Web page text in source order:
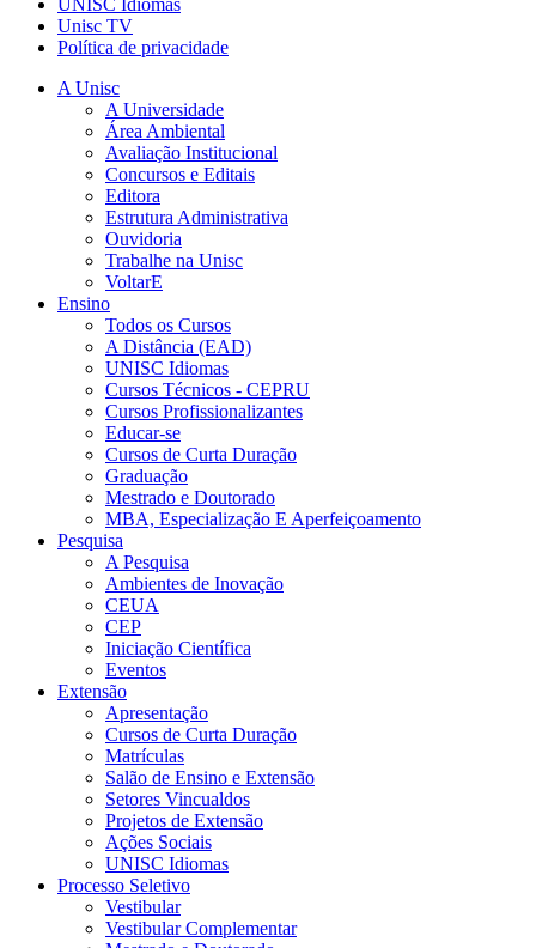
UNISC Idiomas
Unisc TV
Política de privacidade
A Unisc
A Universidade
Área Ambiental
Avaliação Institucional
Concursos e Editais
Editora
Estrutura Administrativa
Ouvidoria
Trabalhe na Unisc
VoltarE
Ensino
Todos os Cursos
A Distância (EAD)
UNISC Idiomas
Cursos Técnicos - CEPRU
Cursos Profissionalizantes
Educar-se
Cursos de Curta Duração
Graduação
Mestrado e Doutorado
MBA, Especialização E Aperfeiçoamento
Pesquisa
A Pesquisa
Ambientes de Inovação
CEUA
CEP
Iniciação Científica
Eventos
Extensão
Apresentação
Cursos de Curta Duração
Matrículas
Salão de Ensino e Extensão
Setores Vincualdos
Projetos de Extensão
Ações Sociais
UNISC Idiomas
Processo Seletivo
Vestibular
Vestibular Complementar